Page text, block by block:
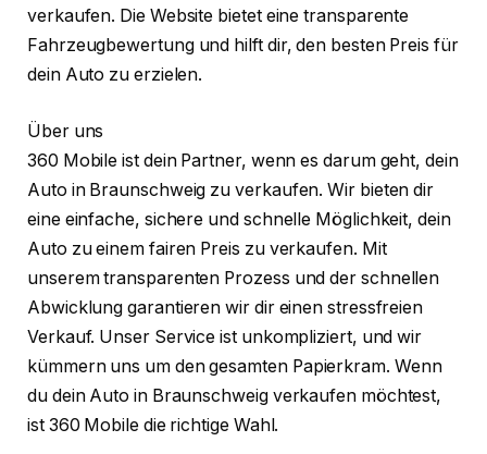
verkaufen. Die Website bietet eine transparente
Fahrzeugbewertung und hilft dir, den besten Preis für
dein Auto zu erzielen.
Über uns
360 Mobile ist dein Partner, wenn es darum geht, dein
Auto in Braunschweig zu verkaufen. Wir bieten dir
eine einfache, sichere und schnelle Möglichkeit, dein
Auto zu einem fairen Preis zu verkaufen. Mit
unserem transparenten Prozess und der schnellen
Abwicklung garantieren wir dir einen stressfreien
Verkauf. Unser Service ist unkompliziert, und wir
kümmern uns um den gesamten Papierkram. Wenn
du dein Auto in Braunschweig verkaufen möchtest,
ist 360 Mobile die richtige Wahl.